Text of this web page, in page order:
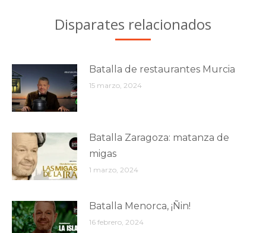
Disparates relacionados
Batalla de restaurantes Murcia
15 marzo, 2024
Batalla Zaragoza: matanza de
migas
1 marzo, 2024
Batalla Menorca, ¡Ñin!
16 febrero, 2024